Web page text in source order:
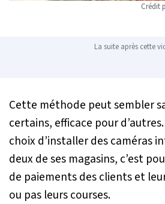
Crédit
La suite après cette
Cette méthode peut sembler
certains, efficace pour
choix d’installer des caméras
deux de ses magasins, c’est
de paiements des clients et
ou pas leurs courses.